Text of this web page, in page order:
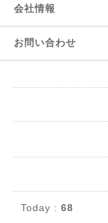
会社情報
お問い合わせ
Today : 68